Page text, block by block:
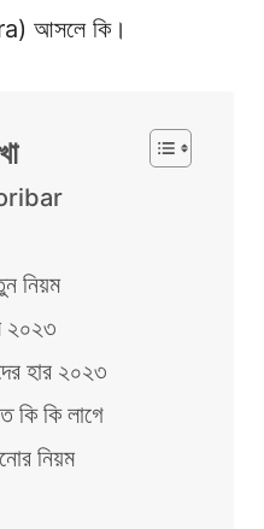
আসলে কি।
নিয়ম
২০২৩
হার ২০২৩
কি কি লাগে
নিয়ম